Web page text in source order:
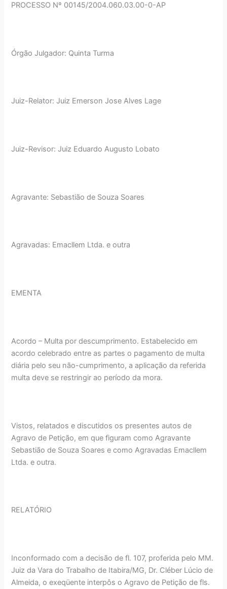
PROCESSO Nº 00145/2004.060.03.00-0-AP
Órgão Julgador: Quinta Turma
Juiz-Relator: Juiz Emerson Jose Alves Lage
Juiz-Revisor: Juiz Eduardo Augusto Lobato
Agravante: Sebastião de Souza Soares
Agravadas: Emacllem Ltda. e outra
EMENTA
Acordo – Multa por descumprimento. Estabelecido em
acordo celebrado entre as partes o pagamento de multa
diária pelo seu não-cumprimento, a aplicação da referida
multa deve se restringir ao período da mora.
Vistos, relatados e discutidos os presentes autos de
Agravo de Petição, em que figuram como Agravante
Sebastião de Souza Soares e como Agravadas Emacllem
Ltda. e outra.
RELATÓRIO
Inconformado com a decisão de fl. 107, proferida pelo MM.
Juiz da Vara do Trabalho de Itabira/MG, Dr. Cléber Lúcio de
Almeida, o exeqüente interpôs o Agravo de Petição de fls.